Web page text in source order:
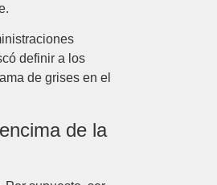
definir a los
de grises en el
de la